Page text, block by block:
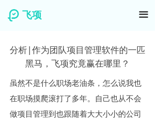
飞项 끀
分析|作为团队项目管理软件的一匹
黑马，飞项究竟赢在哪里？
虽然不是什么职场老油条，怎么说我也
在职场摸爬滚打了多年。自己也从不会
做项目管理到也跟随着大大小小的公司